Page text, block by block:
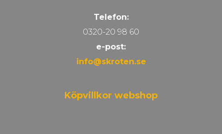
Telefon:
0320-20 98 60
e-post:
info@skroten.se
Köpvillkor webshop